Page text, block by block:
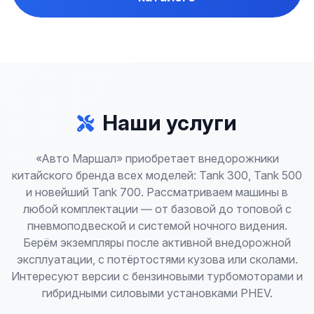
Наши услуги
«Авто Маршал» приобретает внедорожники
китайского бренда всех моделей: Tank 300, Tank 500
и новейший Tank 700. Рассматриваем машины в
любой комплектации — от базовой до топовой с
пневмоподвеской и системой ночного видения.
Берём экземпляры после активной внедорожной
эксплуатации, с потёртостями кузова или сколами.
Интересуют версии с бензиновыми турбомоторами и
гибридными силовыми установками PHEV.